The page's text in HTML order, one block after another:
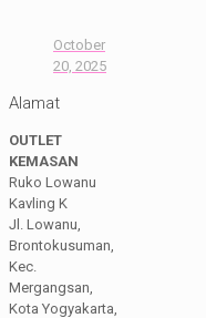
October
20, 2025
Alamat
OUTLET
KEMASAN
Ruko Lowanu
Kavling K
Jl. Lowanu,
Brontokusuman,
Kec.
Mergangsan,
Kota Yogyakarta,